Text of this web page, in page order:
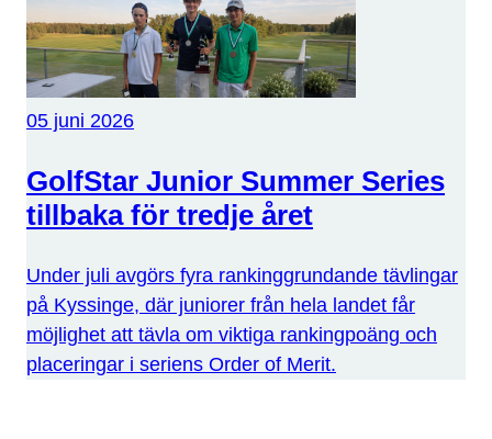
05 juni 2026
GolfStar Junior Summer Series
tillbaka för tredje året
Under juli avgörs fyra rankinggrundande tävlingar
på Kyssinge, där juniorer från hela landet får
möjlighet att tävla om viktiga rankingpoäng och
placeringar i seriens Order of Merit.